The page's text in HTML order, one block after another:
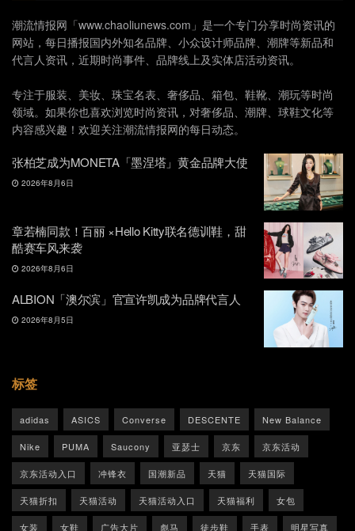
潮流情报网「www.chaoliunews.com」是一个专门分享时尚资讯的
网站，每日播报国内外知名品牌、小众设计师品牌、潮牌等新品和
代言人资讯，近期时尚事件、品牌线上及实体店活动资讯。
专注于服装、美妆、珠宝名表、奢侈品、箱包、鞋靴、潮玩等时尚
领域。如果你也喜欢浏览时尚资讯，对奢侈品、潮牌、球鞋文化等
内容感兴趣！欢迎关注潮流情报网的每日动态。
张柏芝成为MONETA「墨涅塔」黄金品牌大使
2026年8月6日
章若楠同款！百丽 ×Hello Kitty联名德训鞋，甜
酷赛车风来袭
2026年8月6日
ALBION「澳尔滨」官宣许凯成为品牌代言人
2026年8月5日
标签
adidas ASICS Converse DESCENTE New Balance
Nike PUMA Saucony 亚瑟士 京东 京东活动
京东活动入口 冲锋衣 国潮新品 天猫 天猫国际
天猫折扣 天猫活动 天猫活动入口 天猫福利 女包
女装 女鞋 广告大片 彪马 徒步鞋 手表 明星写真